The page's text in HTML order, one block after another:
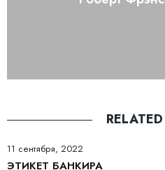
11 сентября, 2022
ЭТИКЕТ БАНКИРА